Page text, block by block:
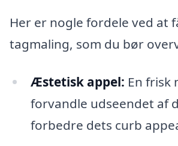
Her er nogle fordele ved at
tagmaling, som du bør
Æstetisk appel: En frisk
forvandle udseendet af
forbedre dets curb